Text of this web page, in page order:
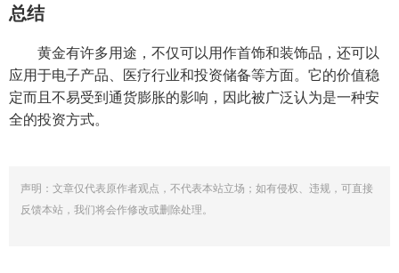
总结
黄金有许多用途，不仅可以用作首饰和装饰品，还可以
应用于电子产品、医疗行业和投资储备等方面。它的价值稳
定而且不易受到通货膨胀的影响，因此被广泛认为是一种安
全的投资方式。
声明：文章仅代表原作者观点，不代表本站立场；如有侵权、违规，可直接
反馈本站，我们将会作修改或删除处理。